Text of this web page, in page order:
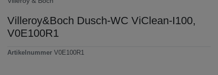
Villeroy&Boch Dusch-WC ViClean-I100,
V0E100R1
Artikelnummer V0E100R1